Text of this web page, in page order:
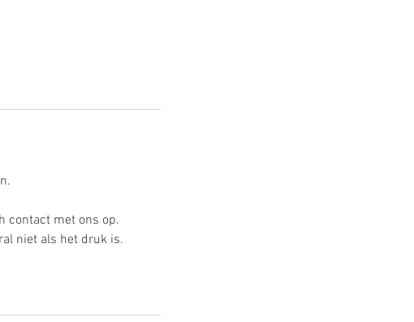
contact met ons op.
niet als het druk is.